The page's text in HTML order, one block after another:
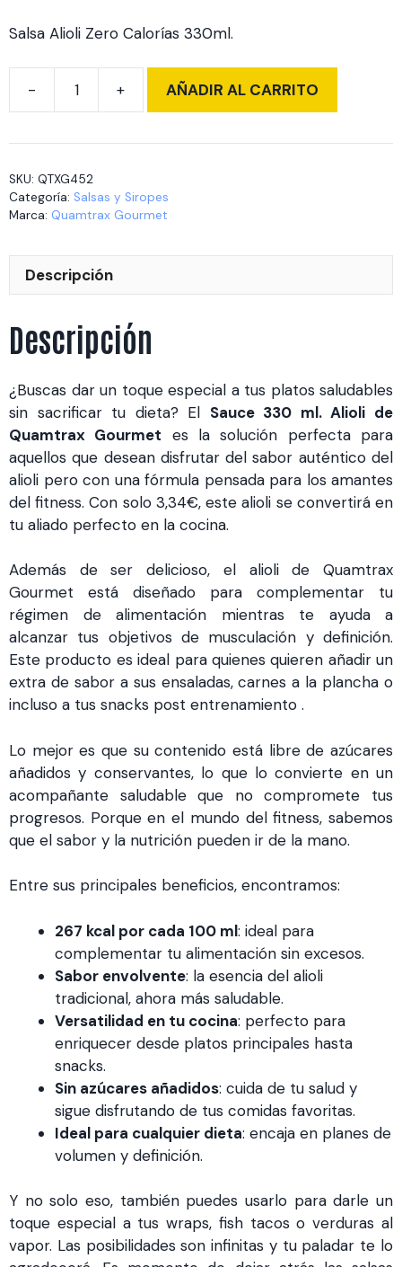
Salsa Alioli Zero Calorías 330ml.
Sauce
ml.
AÑADIR AL CARRITO
SKU: QTXG452
Categoría: Salsas y Siropes
Marca: Quamtrax Gourmet
Descripción
Descripción
¿Buscas dar un toque especial a tus platos saludables
sin sacrificar tu dieta? El Sauce 330 ml. Alioli de
Quamtrax Gourmet es la solución perfecta para
aquellos que desean disfrutar del sabor auténtico del
alioli pero con una fórmula pensada para los amantes
del fitness. Con solo 3,34€, este alioli se convertirá en
tu aliado perfecto en la cocina.
Además de ser delicioso, el alioli de Quamtrax
Gourmet está diseñado para complementar tu
régimen de alimentación mientras te ayuda a
alcanzar tus objetivos de musculación y definición.
Este producto es ideal para quienes quieren añadir un
extra de sabor a sus ensaladas, carnes a la plancha o
incluso a tus snacks post entrenamiento .
Lo mejor es que su contenido está libre de azúcares
añadidos y conservantes, lo que lo convierte en un
acompañante saludable que no compromete tus
progresos. Porque en el mundo del fitness, sabemos
que el sabor y la nutrición pueden ir de la mano.
Entre sus principales beneficios, encontramos:
267 kcal por cada 100 ml: ideal para
complementar tu alimentación sin excesos.
Sabor envolvente: la esencia del alioli
tradicional, ahora más saludable.
Versatilidad en tu cocina: perfecto para
enriquecer desde platos principales hasta
snacks.
Sin azúcares añadidos: cuida de tu salud y
sigue disfrutando de tus comidas favoritas.
Ideal para cualquier dieta: encaja en planes de
volumen y definición.
Y no solo eso, también puedes usarlo para darle un
toque especial a tus wraps, fish tacos o verduras al
vapor. Las posibilidades son infinitas y tu paladar te lo